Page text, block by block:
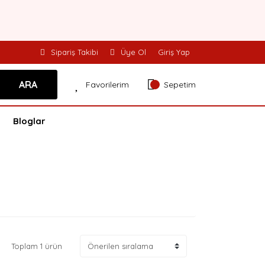
Sipariş Takibi Üye Ol Giriş Yap
ARA Favorilerim Sepetim
Bloglar
Toplam 1 ürün